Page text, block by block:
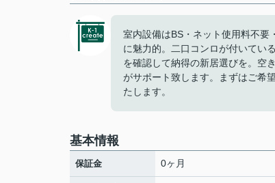
室内設備はBS・ネット使用料不
に魅力的。二口コンロが付いてい
を確認して納得の新居選びを。空
がサポート致します。まずはご希
たします。
基本情報
保証金 0ヶ月